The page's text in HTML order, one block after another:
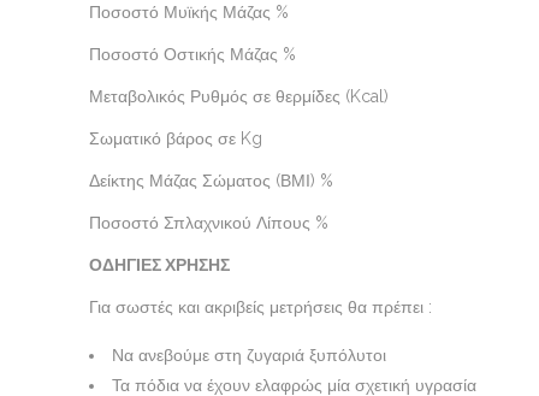
Ποσοστό Μυϊκής Μάζας %
Ποσοστό Οστικής Μάζας %
Μεταβολικός Ρυθμός σε θερμίδες (Kcal)
Σωματικό βάρος σε Kg
Δείκτης Μάζας Σώματος (ΒΜΙ) %
Ποσοστό Σπλαχνικού Λίπους %
ΟΔΗΓΙΕΣ ΧΡΗΣΗΣ
Για σωστές και ακριβείς μετρήσεις θα πρέπει :
Να ανεβούμε στη ζυγαριά ξυπόλυτοι
Τα πόδια να έχουν ελαφρώς μία σχετική υγρασία